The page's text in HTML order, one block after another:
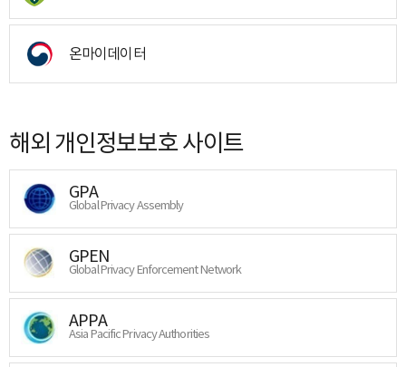
온마이데이터
해외 개인정보보호 사이트
GPA
Global Privacy Assembly
GPEN
Global Privacy Enforcement Network
APPA
Asia Pacific Privacy Authorities